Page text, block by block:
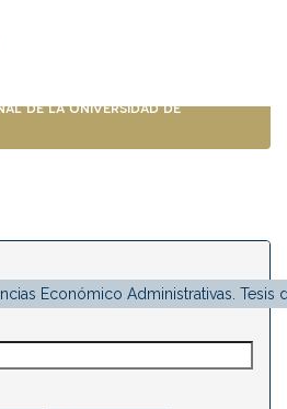
de la Universidad de